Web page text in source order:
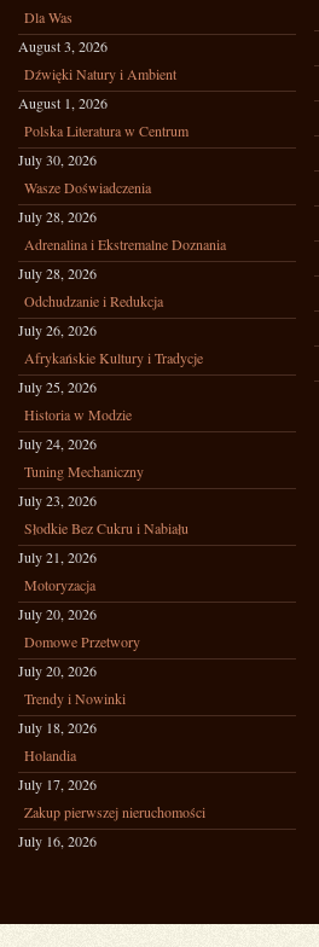
Dla Was
August 3, 2026
Dźwięki Natury i Ambient
August 1, 2026
Polska Literatura w Centrum
July 30, 2026
Wasze Doświadczenia
July 28, 2026
Adrenalina i Ekstremalne Doznania
July 28, 2026
Odchudzanie i Redukcja
July 26, 2026
Afrykańskie Kultury i Tradycje
July 25, 2026
Historia w Modzie
July 24, 2026
Tuning Mechaniczny
July 23, 2026
Słodkie Bez Cukru i Nabiału
July 21, 2026
Motoryzacja
July 20, 2026
Domowe Przetwory
July 20, 2026
Trendy i Nowinki
July 18, 2026
Holandia
July 17, 2026
Zakup pierwszej nieruchomości
July 16, 2026